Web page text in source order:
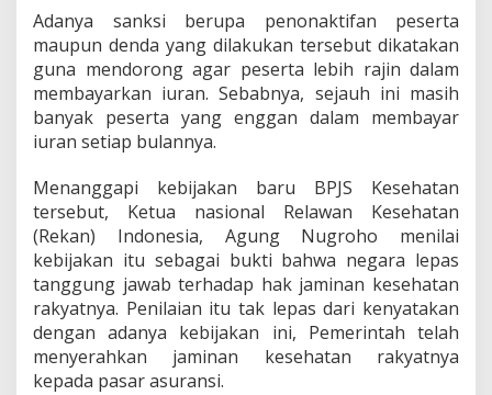
a
l
"
Adanya sanksi berupa penonaktifan peserta
maupun denda yang dilakukan tersebut dikatakan
guna mendorong agar peserta lebih rajin dalam
membayarkan iuran. Sebabnya, sejauh ini masih
banyak peserta yang enggan dalam membayar
iuran setiap bulannya.
Menanggapi kebijakan baru BPJS Kesehatan
tersebut, Ketua nasional Relawan Kesehatan
(Rekan) Indonesia, Agung Nugroho menilai
kebijakan itu sebagai bukti bahwa negara lepas
tanggung jawab terhadap hak jaminan kesehatan
rakyatnya. Penilaian itu tak lepas dari kenyatakan
dengan adanya kebijakan ini, Pemerintah telah
menyerahkan jaminan kesehatan rakyatnya
kepada pasar asuransi.